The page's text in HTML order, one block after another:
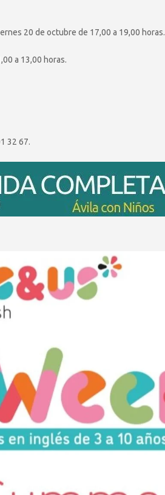
20 de octubre de 17,00 a 19,00 horas.
a 13,00 horas.
32 67.